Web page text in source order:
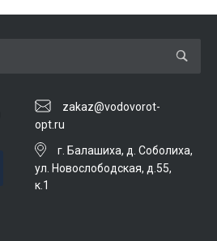
zakaz@vodovorot-
opt.ru
г. Балашиха, д. Соболиха,
ул. Новослободская, д.55,
к.1